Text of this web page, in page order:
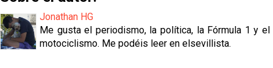
Jonathan HG
Me gusta el periodismo, la política, la Fórmula 1 y el
motociclismo. Me podéis leer en elsevillista.